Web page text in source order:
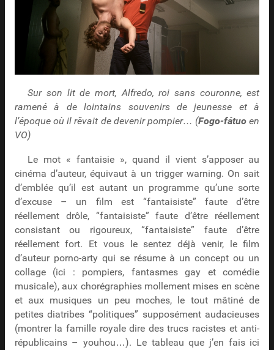
Sur son lit de mort, Alfredo, roi sans couronne, est
ramené à de lointains souvenirs de jeunesse et à
l’époque où il rêvait de devenir pompier… (Fogo-fátuo en
VO)
Le mot « fantaisie », quand il vient s’apposer au
cinéma d’auteur, équivaut à un trigger warning. On sait
d’emblée qu’il est autant un programme qu’une sorte
d’excuse – un film est “fantaisiste” faute d’être
réellement drôle, “fantaisiste” faute d’être réellement
consistant ou rigoureux, “fantaisiste” faute d’être
réellement fort. Et vous le sentez déjà venir, le film
d’auteur porno-arty qui se résume à un concept ou un
collage (ici : pompiers, fantasmes gay et comédie
musicale), aux chorégraphies mollement mises en scène
et aux musiques un peu moches, le tout mâtiné de
petites diatribes “politiques” supposément audacieuses
(montrer la famille royale dire des trucs racistes et anti-
républicains – youhou…). Le tableau que j’en fais ici